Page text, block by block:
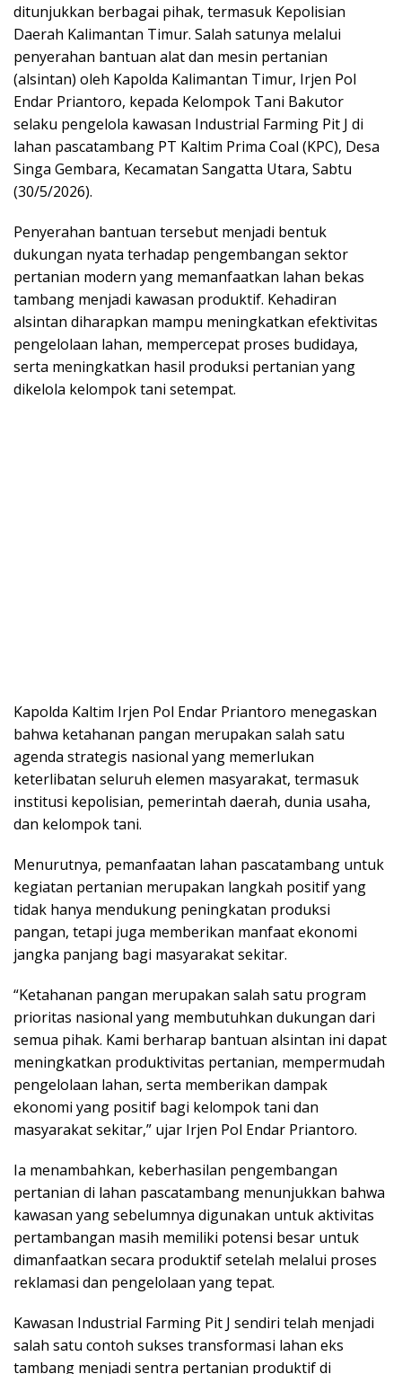
ditunjukkan berbagai pihak, termasuk Kepolisian
Daerah Kalimantan Timur. Salah satunya melalui
penyerahan bantuan alat dan mesin pertanian
(alsintan) oleh Kapolda Kalimantan Timur, Irjen Pol
Endar Priantoro, kepada Kelompok Tani Bakutor
selaku pengelola kawasan Industrial Farming Pit J di
lahan pascatambang PT Kaltim Prima Coal (KPC), Desa
Singa Gembara, Kecamatan Sangatta Utara, Sabtu
(30/5/2026).
Penyerahan bantuan tersebut menjadi bentuk
dukungan nyata terhadap pengembangan sektor
pertanian modern yang memanfaatkan lahan bekas
tambang menjadi kawasan produktif. Kehadiran
alsintan diharapkan mampu meningkatkan efektivitas
pengelolaan lahan, mempercepat proses budidaya,
serta meningkatkan hasil produksi pertanian yang
dikelola kelompok tani setempat.
Kapolda Kaltim Irjen Pol Endar Priantoro menegaskan
bahwa ketahanan pangan merupakan salah satu
agenda strategis nasional yang memerlukan
keterlibatan seluruh elemen masyarakat, termasuk
institusi kepolisian, pemerintah daerah, dunia usaha,
dan kelompok tani.
Menurutnya, pemanfaatan lahan pascatambang untuk
kegiatan pertanian merupakan langkah positif yang
tidak hanya mendukung peningkatan produksi
pangan, tetapi juga memberikan manfaat ekonomi
jangka panjang bagi masyarakat sekitar.
“Ketahanan pangan merupakan salah satu program
prioritas nasional yang membutuhkan dukungan dari
semua pihak. Kami berharap bantuan alsintan ini dapat
meningkatkan produktivitas pertanian, mempermudah
pengelolaan lahan, serta memberikan dampak
ekonomi yang positif bagi kelompok tani dan
masyarakat sekitar,” ujar Irjen Pol Endar Priantoro.
Ia menambahkan, keberhasilan pengembangan
pertanian di lahan pascatambang menunjukkan bahwa
kawasan yang sebelumnya digunakan untuk aktivitas
pertambangan masih memiliki potensi besar untuk
dimanfaatkan secara produktif setelah melalui proses
reklamasi dan pengelolaan yang tepat.
Kawasan Industrial Farming Pit J sendiri telah menjadi
salah satu contoh sukses transformasi lahan eks
tambang menjadi sentra pertanian produktif di